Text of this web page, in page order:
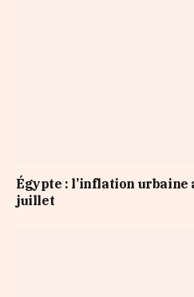
Égypte : l’inflation urbaine
juillet